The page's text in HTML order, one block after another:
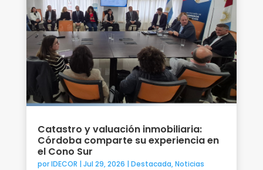
Catastro y valuación inmobiliaria:
Córdoba comparte su experiencia en
el Cono Sur
porIDECOR | Jul 29, 2026 | Destacada,Noticias